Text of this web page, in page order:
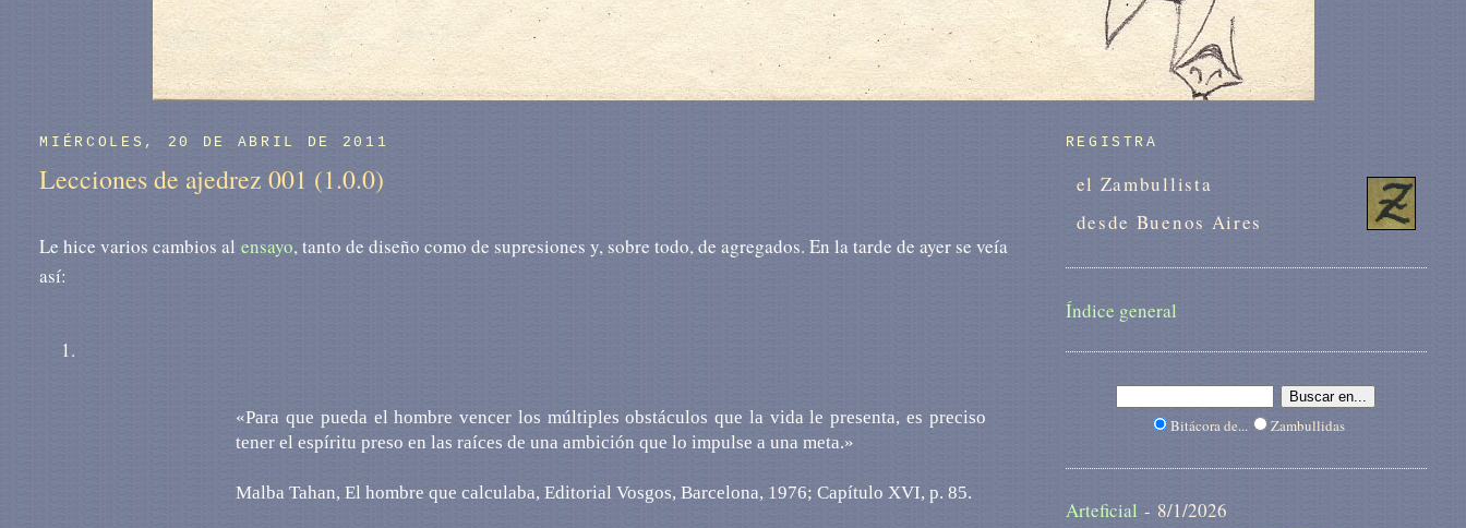
MIÉRCOLES, 20 DE ABRIL DE 2011
Lecciones de ajedrez 001 (1.0.0)
Le hice varios cambios al ensayo, tanto de diseño como de supresiones y, sobre todo, de agregados. En la tarde de ayer se veía
así:
1.
«Para que pueda el hombre vencer los múltiples obstáculos que la vida le presenta, es preciso
tener el espíritu preso en las raíces de una ambición que lo impulse a una meta.»
Malba Tahan, El hombre que calculaba, Editorial Vosgos, Barcelona, 1976; Capítulo XVI, p. 85.
REGISTRA
el Zambullista
desde Buenos Aires
Índice general
Bitácora de... Zambullidas
Arteficial - 8/1/2026